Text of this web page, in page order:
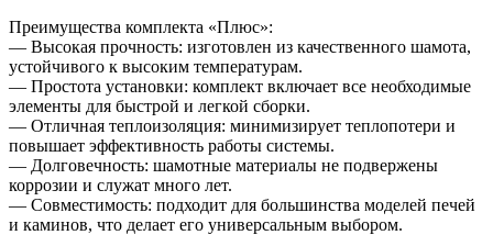
Преимущества комплекта «Плюс»:
— Высокая прочность: изготовлен из качественного шамота,
устойчивого к высоким температурам.
— Простота установки: комплект включает все необходимые
элементы для быстрой и легкой сборки.
— Отличная теплоизоляция: минимизирует теплопотери и
повышает эффективность работы системы.
— Долговечность: шамотные материалы не подвержены
коррозии и служат много лет.
— Совместимость: подходит для большинства моделей печей
и каминов, что делает его универсальным выбором.